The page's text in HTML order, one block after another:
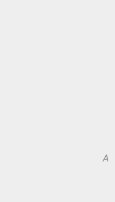
A